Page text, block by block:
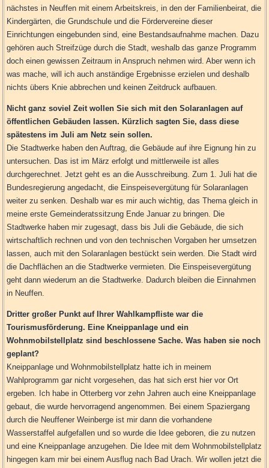
nächstes in Neuffen mit einem Arbeitskreis, in den der Familienbeirat, die
Kindergärten, die Grundschule und die Fördervereine dieser
Einrichtungen eingebunden sind, eine Bestandsaufnahme machen. Dazu
gehören auch Streifzüge durch die Stadt, weshalb das ganze Programm
doch einen gewissen Zeitraum in Anspruch nehmen wird. Aber wenn ich
was mache, will ich auch anständige Ergebnisse erzielen und deshalb
nichts übers Knie abbrechen und keinen Zeitdruck aufbauen.
Nicht ganz soviel Zeit wollen Sie sich mit den Solaranlagen auf
öffentlichen Gebäuden lassen. Kürzlich sagten Sie, dass diese
spätestens im Juli am Netz sein sollen.
Die Stadtwerke haben den Auftrag, die Gebäude auf ihre Eignung hin zu
untersuchen. Das ist im März erfolgt und mittlerweile ist alles
durchgerechnet. Jetzt geht es an die Ausschreibung. Zum 1. Juli hat die
Bundesregierung angedacht, die Einspeisevergütung für Solaranlagen
weiter zu senken. Deshalb war es mir auch wichtig, das Thema gleich in
meine erste Gemeinderatssitzung Ende Januar zu bringen. Die
Stadtwerke haben mir zugesagt, dass bis Juli die Gebäude, die sich
wirtschaftlich rechnen und von den technischen Vorgaben her umsetzen
lassen, auch mit den Solaranlagen bestückt sein werden. Die Stadt wird
die Dachflächen an die Stadtwerke vermieten. Die Einspeisevergütung
geht dann wiederum an die Stadtwerke. Dadurch bleiben die Einnahmen
in Neuffen.
Dritter großer Punkt auf Ihrer Wahlkampfliste war die
Tourismusförderung. Eine Kneippanlage und ein
Wohnmobilstellplatz sind beschlossene Sache. Was haben sie noch
geplant?
Kneippanlage und Wohnmobilstellplatz hatte ich in meinem
Wahlprogramm gar nicht vorgesehen, das hat sich erst hier vor Ort
ergeben. Ich habe in Otterberg vor zehn Jahren auch eine Kneippanlage
gebaut, die wurde hervorragend angenommen. Bei einem Spaziergang
durch die Neuffener Weinberge ist mir dann die vorhandene
Wasserstaffel aufgefallen und so wurde die Idee geboren, die zu nutzen
und eine Kneippanlage anzugehen. Die Idee mit dem Wohnmobilstellplatz
hingegen kam mir bei einem Ausflug nach Bad Urach. Wir wollen jetzt die